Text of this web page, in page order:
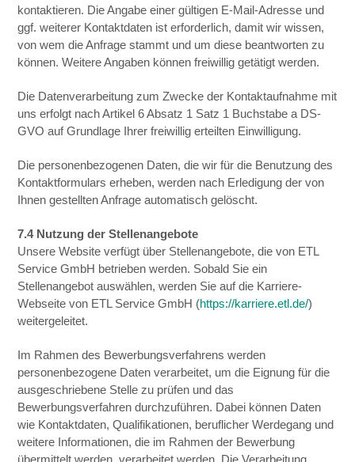
kontaktieren. Die Angabe einer gültigen E-Mail-Adresse und
ggf. weiterer Kontaktdaten ist erforderlich, damit wir wissen,
von wem die Anfrage stammt und um diese beantworten zu
können. Weitere Angaben können freiwillig getätigt werden.
Die Datenverarbeitung zum Zwecke der Kontaktaufnahme mit
uns erfolgt nach Artikel 6 Absatz 1 Satz 1 Buchstabe a DS-
GVO auf Grundlage Ihrer freiwillig erteilten Einwilligung.
Die personenbezogenen Daten, die wir für die Benutzung des
Kontaktformulars erheben, werden nach Erledigung der von
Ihnen gestellten Anfrage automatisch gelöscht.
7.4 Nutzung der Stellenangebote
Unsere Website verfügt über Stellenangebote, die von ETL
Service GmbH betrieben werden. Sobald Sie ein
Stellenangebot auswählen, werden Sie auf die Karriere-
Webseite von ETL Service GmbH (https://karriere.etl.de/)
weitergeleitet.
Im Rahmen des Bewerbungsverfahrens werden
personenbezogene Daten verarbeitet, um die Eignung für die
ausgeschriebene Stelle zu prüfen und das
Bewerbungsverfahren durchzuführen. Dabei können Daten
wie Kontaktdaten, Qualifikationen, beruflicher Werdegang und
weitere Informationen, die im Rahmen der Bewerbung
übermittelt werden, verarbeitet werden. Die Verarbeitung